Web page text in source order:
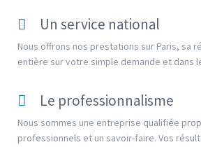
Un service national
Nous offrons nos prestations sur Paris, sa
entière sur votre simple demande et dans
Le professionnalisme
Nous sommes une entreprise qualifiée
professionnels et un savoir-faire. Vos